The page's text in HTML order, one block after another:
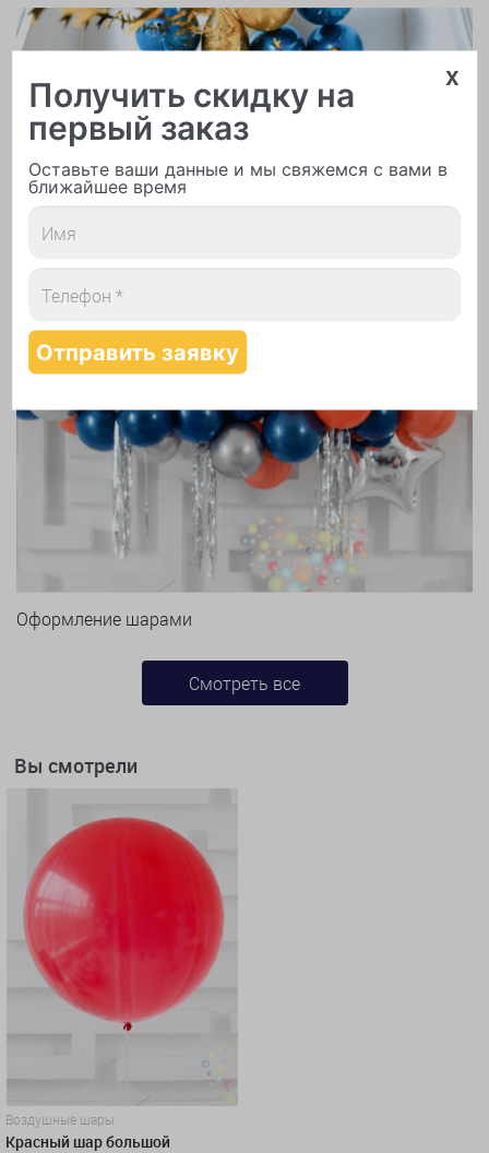
Оформление шарами
Смотреть все
Вы смотрели
Воздушные шары
Красный шар большой
x
Получить скидку на
первый заказ
Оставьте ваши данные и мы свяжемся с вами в
ближайшее время